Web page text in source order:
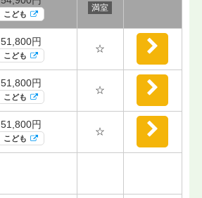
こども
満室
51,800円
こども
☆
51,800円
こども
☆
51,800円
こども
☆